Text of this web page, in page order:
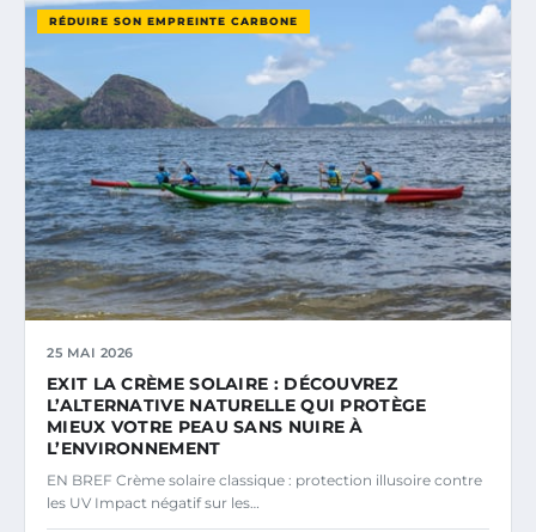
RÉDUIRE SON EMPREINTE CARBONE
25 MAI 2026
EXIT LA CRÈME SOLAIRE : DÉCOUVREZ
L’ALTERNATIVE NATURELLE QUI PROTÈGE
MIEUX VOTRE PEAU SANS NUIRE À
L’ENVIRONNEMENT
EN BREF Crème solaire classique : protection illusoire contre
les UV Impact négatif sur les…